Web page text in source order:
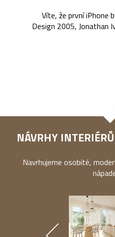
Víte, že první iPhone
Design 2005, Jonathan
NÁVRHY
Navrhujeme osobité,